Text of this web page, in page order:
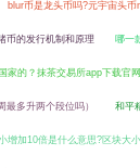
blur币是龙头币吗?元宇宙头
币的发行机制和原理 哪一
家的？抹茶交易所app下载官
多升两个段位吗） 和平
增加10倍是什么意思?区块大